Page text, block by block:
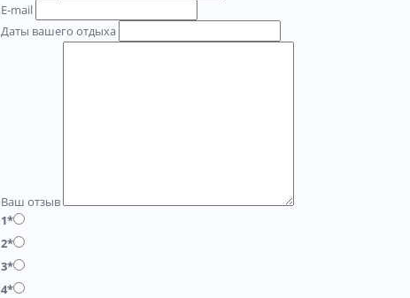
E-mail
Даты вашего отдыха
Ваш отзыв
1*
2*
3*
4*